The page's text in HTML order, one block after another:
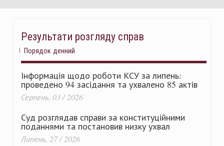
Результати розгляду справ
Порядок денний
Інформація щодо роботи КСУ за липень:
проведено 94 засідання та ухвалено 85 актів
Серпень, 03 / 2026
Суд розглядав справи за конституційними
поданнями та постановив низку ухвал
Липень, 27 / 2026